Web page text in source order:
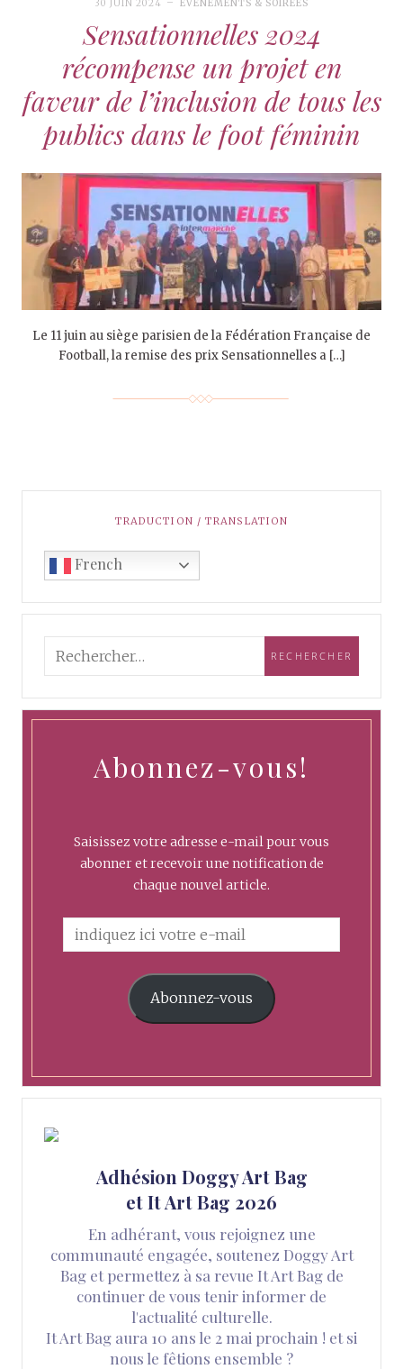
30 JUIN 2024 EVÉNEMENTS & SOIRÉES
Sensationnelles 2024
récompense un projet en
faveur de l’inclusion de tous les
publics dans le foot féminin
Le 11 juin au siège parisien de la Fédération Française de
Football, la remise des prix Sensationnelles a […]
TRADUCTION / TRANSLATION
French
Abonnez-vous!
Saisissez votre adresse e-mail pour vous
abonner et recevoir une notification de
chaque nouvel article.
Abonnez-vous
Adhésion Doggy Art Bag
et It Art Bag 2026
En adhérant, vous rejoignez une
communauté engagée, soutenez Doggy Art
Bag et permettez à sa revue It Art Bag de
continuer de vous tenir informer de
l'actualité culturelle.
It Art Bag aura 10 ans le 2 mai prochain ! et si
nous le fêtions ensemble ?